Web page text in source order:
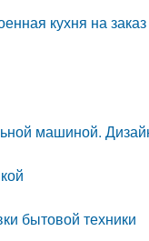
кухня на
машиной.
бытовой техники